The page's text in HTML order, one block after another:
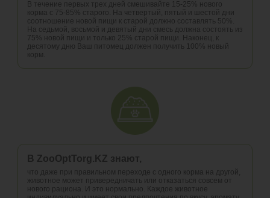
В течение первых трех дней смешивайте 15-25% нового
корма с 75-85% старого. На четвертый, пятый и шестой дни
соотношение новой пищи к старой должно составлять 50%.
На седьмой, восьмой и девятый дни смесь должна состоять из
75% новой пищи и только 25% старой пищи. Наконец, к
десятому дню Ваш питомец должен получить 100% новый
корм.
В ZooOptTorg.KZ знают,
что даже при правильном переходе с одного корма на другой,
животное может привередничать или отказаться совсем от
нового рациона. И это нормально. Каждое животное